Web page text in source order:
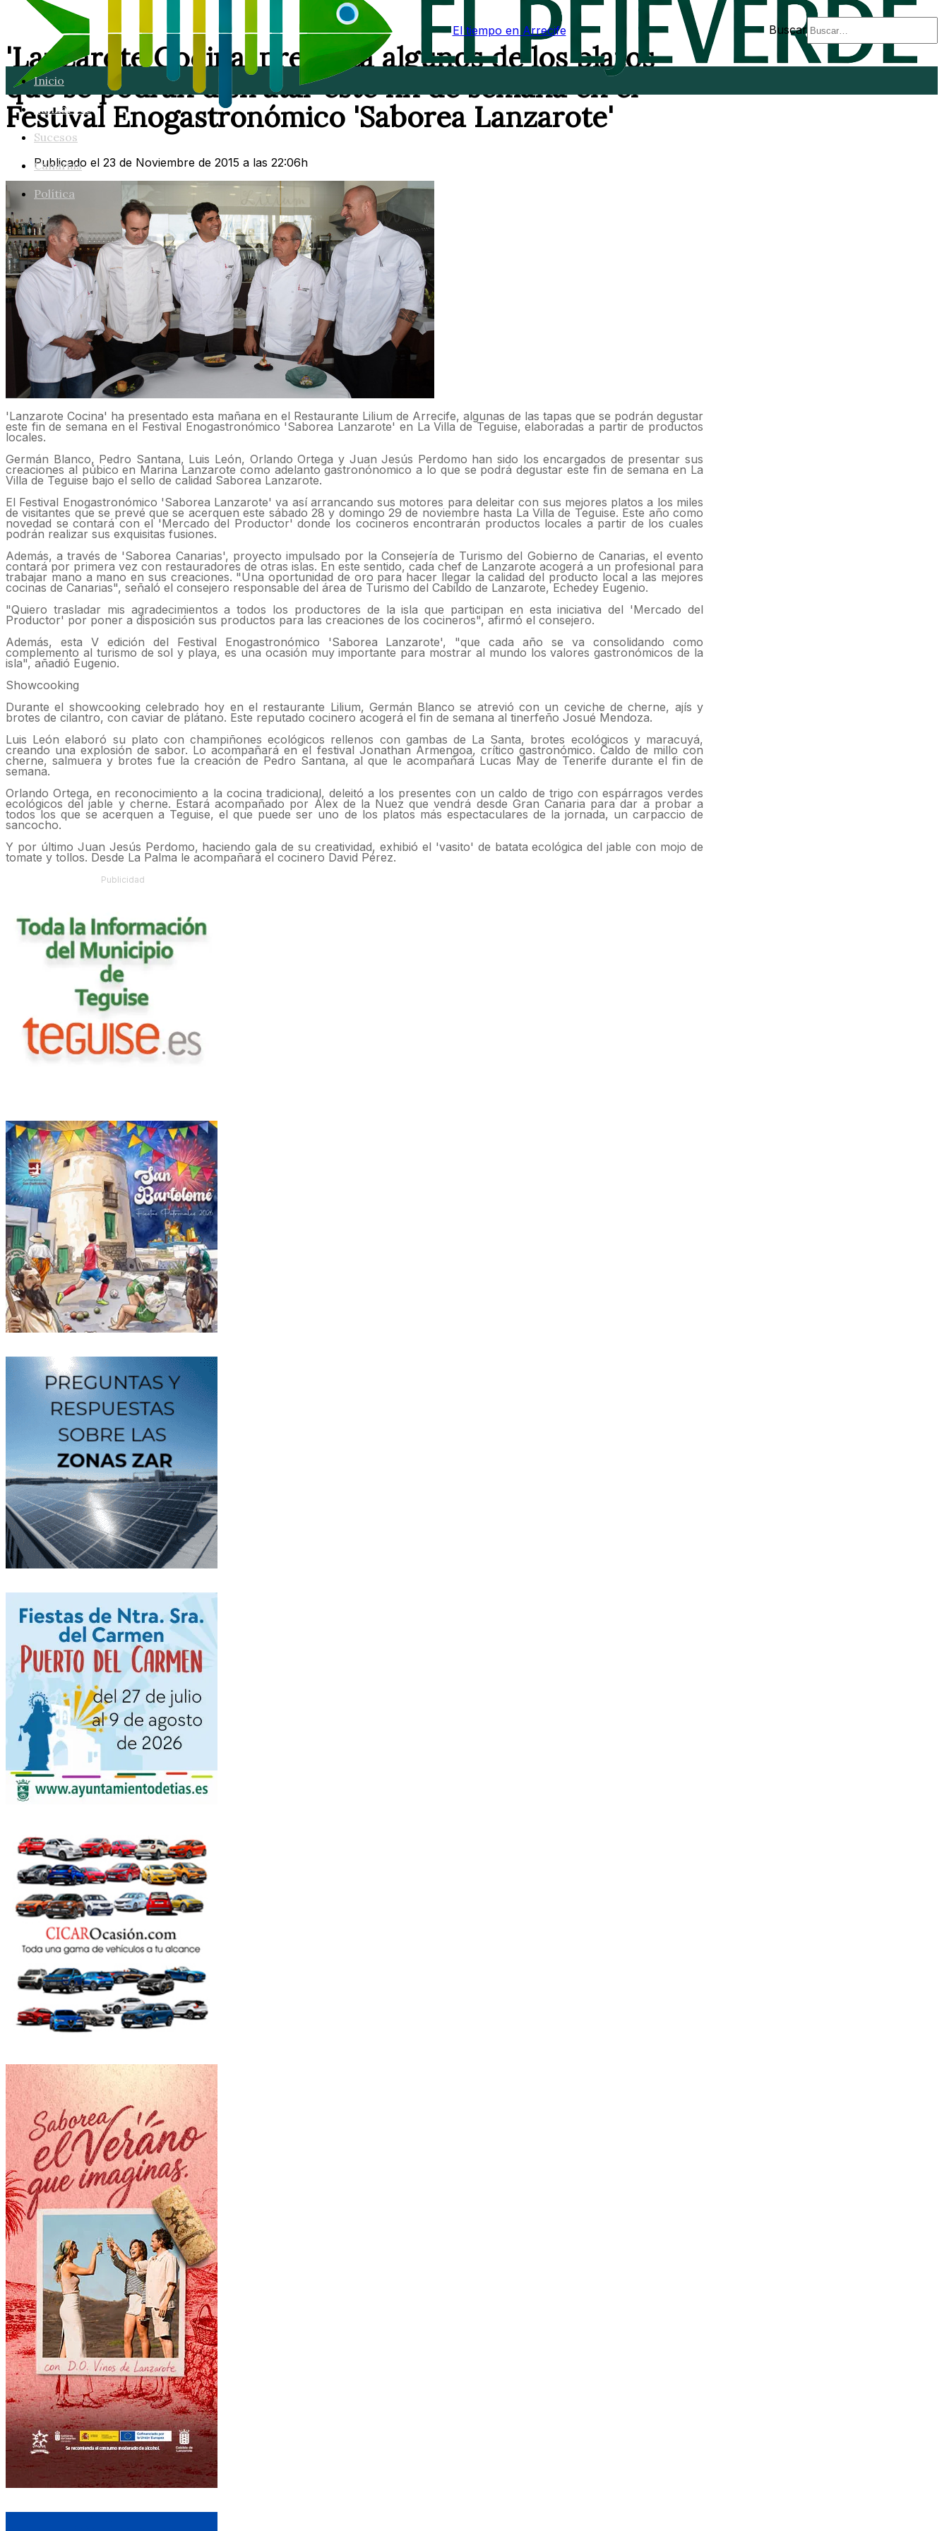
El tiempo en Arrecife Buscar
Inicio
Lanzarote
Sucesos
Canarias
Política
'Lanzarote Cocina' presenta algunos de los platos
que se podrán disfrutar este fin de semana en el
Festival Enogastronómico 'Saborea Lanzarote'
Publicado el 23 de Noviembre de 2015 a las 22:06h
'Lanzarote Cocina' ha presentado esta mañana en el Restaurante Lilium de Arrecife, algunas de las tapas que se podrán degustar
este fin de semana en el Festival Enogastronómico 'Saborea Lanzarote' en La Villa de Teguise, elaboradas a partir de productos
locales.
Germán Blanco, Pedro Santana, Luis León, Orlando Ortega y Juan Jesús Perdomo han sido los encargados de presentar sus
creaciones al púbico en Marina Lanzarote como adelanto gastronónomico a lo que se podrá degustar este fin de semana en La
Villa de Teguise bajo el sello de calidad Saborea Lanzarote.
El Festival Enogastronómico 'Saborea Lanzarote' va así arrancando sus motores para deleitar con sus mejores platos a los miles
de visitantes que se prevé que se acerquen este sábado 28 y domingo 29 de noviembre hasta La Villa de Teguise. Este año como
novedad se contará con el 'Mercado del Productor' donde los cocineros encontrarán productos locales a partir de los cuales
podrán realizar sus exquisitas fusiones.
Además, a través de 'Saborea Canarias', proyecto impulsado por la Consejería de Turismo del Gobierno de Canarias, el evento
contará por primera vez con restauradores de otras islas. En este sentido, cada chef de Lanzarote acogerá a un profesional para
trabajar mano a mano en sus creaciones. "Una oportunidad de oro para hacer llegar la calidad del producto local a las mejores
cocinas de Canarias", señaló el consejero responsable del área de Turismo del Cabildo de Lanzarote, Echedey Eugenio.
"Quiero trasladar mis agradecimientos a todos los productores de la isla que participan en esta iniciativa del 'Mercado del
Productor' por poner a disposición sus productos para las creaciones de los cocineros", afirmó el consejero.
Además, esta V edición del Festival Enogastronómico 'Saborea Lanzarote', "que cada año se va consolidando como
complemento al turismo de sol y playa, es una ocasión muy importante para mostrar al mundo los valores gastronómicos de la
isla", añadió Eugenio.
Showcooking
Durante el showcooking celebrado hoy en el restaurante Lilium, Germán Blanco se atrevió con un ceviche de cherne, ajís y
brotes de cilantro, con caviar de plátano. Este reputado cocinero acogerá el fin de semana al tinerfeño Josué Mendoza.
Luis León elaboró su plato con champiñones ecológicos rellenos con gambas de La Santa, brotes ecológicos y maracuyá,
creando una explosión de sabor. Lo acompañará en el festival Jonathan Armengoa, crítico gastronómico. Caldo de millo con
cherne, salmuera y brotes fue la creación de Pedro Santana, al que le acompañará Lucas May de Tenerife durante el fin de
semana.
Orlando Ortega, en reconocimiento a la cocina tradicional, deleitó a los presentes con un caldo de trigo con espárragos verdes
ecológicos del jable y cherne. Estará acompañado por Álex de la Nuez que vendrá desde Gran Canaria para dar a probar a
todos los que se acerquen a Teguise, el que puede ser uno de los platos más espectaculares de la jornada, un carpaccio de
sancocho.
Y por último Juan Jesús Perdomo, haciendo gala de su creatividad, exhibió el 'vasito' de batata ecológica del jable con mojo de
tomate y tollos. Desde La Palma le acompañará el cocinero David Pérez.
Publicidad